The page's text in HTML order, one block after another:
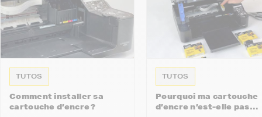
TUTOS
Comment installer sa
cartouche d’encre ?
TUTOS
Pourquoi ma cartouche
d’encre n’est-elle pas